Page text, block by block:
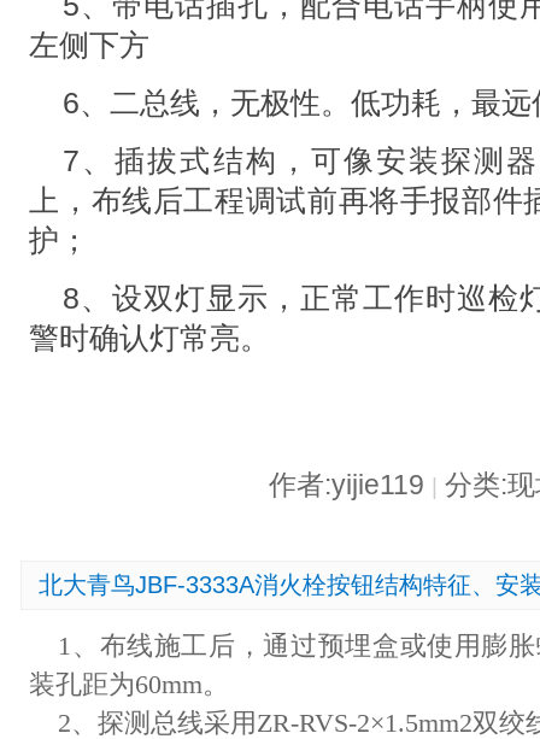
左侧下方
6、二总线，无极性。低功耗，最
7、插拔式结构，可像安装探测
上，布线后工程调试前再将手报部
护；
8、设双灯显示，正常工作时巡检
警时确认灯常亮。
作者:yijie119 | 分类:
北大青鸟JBF-3333A消火栓按钮结构特征、安
1、布线施工后，通过预埋盒或使用膨
装孔距为60mm。
2、探测总线采用ZR-RVS-2×1.5mm2双绞